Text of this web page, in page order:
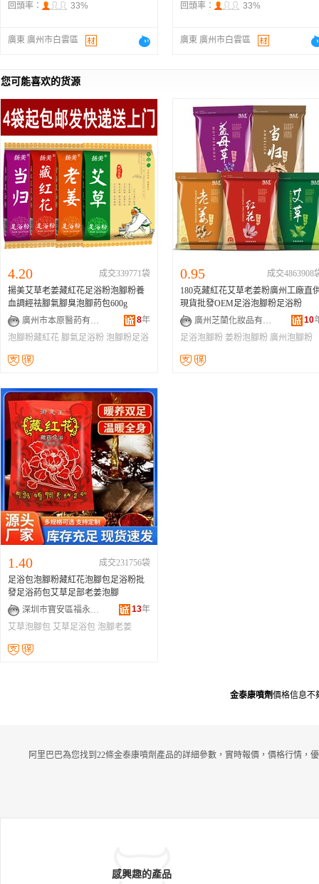
回頭率：
33%
廣東 廣州市白雲區
回頭率：
33%
廣東 廣州市白雲區
您可能喜欢的货源
4.20
成交339771袋
揚美艾草老姜藏紅花足浴粉泡腳粉養
血調經祛腳氣腳臭泡腳葯包600g
廣州市本原醫葯有限公司
8年
泡腳粉藏紅花 腳氣足浴粉 泡腳粉足浴
0.95
成交4863908
180克藏紅花艾草老姜粉廣州工廠直
現貨批發OEM足浴泡腳粉足浴粉
廣州芝蘭化妝品有限公司
10
足浴泡腳粉 姜粉泡腳粉 廣州泡腳粉
1.40
成交231756袋
足浴包泡腳粉藏紅花泡腳包足浴粉批
發足浴葯包艾草足部老姜泡腳
深圳市寶安區福永潔珍康化妝品商行
13年
艾草泡腳包 艾草足浴包 泡腳老姜
金泰康噴劑價格信息不
阿里巴巴為您找到22條金泰康噴劑產品的詳細參數，實時報價，價格行情，
感興趣的產品